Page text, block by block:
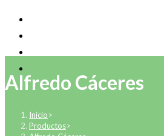
Alfredo Cáceres
Inicio>
Productos>